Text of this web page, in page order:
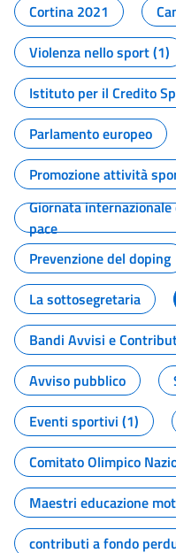
Cortina 2021
Violenza nello sport (1)
Istituto per il Credito
Parlamento europeo
Promozione attività
Giornata
pace
Prevenzione del doping
La sottosegretaria
Bandi Avvisi e
Avviso pubblico
Eventi sportivi (1)
Comitato Olimpico
Maestri educazione
contributi a fondo